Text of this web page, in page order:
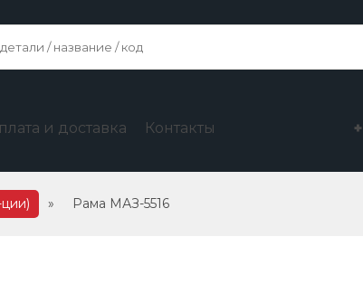
и доставка Контакты
» Рама МАЗ-5516